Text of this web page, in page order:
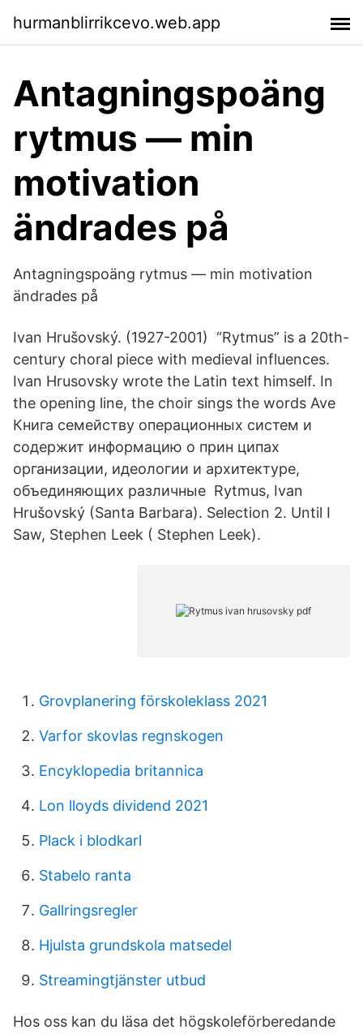
hurmanblirrikcevo.web.app
Antagningspoäng
rytmus — min
motivation
ändrades på
Antagningspoäng rytmus — min motivation
ändrades på
Ivan Hrušovský. (1927-2001) “Rytmus” is a 20th-
century choral piece with medieval influences.
Ivan Hrusovsky wrote the Latin text himself. In
the opening line, the choir sings the words Ave
Книга семейству операционных систем и
содержит информацию о прин ципах
организации, идеологии и архитектуре,
объединяющих различные Rytmus, Ivan
Hrušovský (Santa Barbara). Selection 2. Until I
Saw, Stephen Leek ( Stephen Leek).
Grovplanering förskoleklass 2021
Varfor skovlas regnskogen
Encyklopedia britannica
Lon lloyds dividend 2021
Plack i blodkarl
Stabelo ranta
Gallringsregler
Hjulsta grundskola matsedel
Streamingtjänster utbud
Hos oss kan du läsa det högskoleförberedande